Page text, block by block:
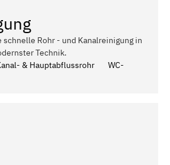
schnelle Rohr - und Kanalreinigung in
Technik.
& Hauptabflussrohr
WC-